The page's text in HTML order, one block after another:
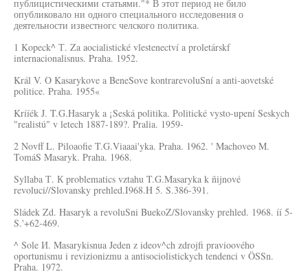
публицистическими статьями."* В этот период не било
опубликовало ни одного специального исследовения о
деятельности известногс челского политика.
1 Kopeck^ Т. Za aocialistické vlestenectví a proletárskf
internacionalisnus. Praha. 1952.
Král V. O Kasarykove a BeneSove kontrarevoluSní a anti-aovetské
politice. Praha. 1955«
Krííék J. T.G.Hasaryk a ¡Seská politika. Politické vysto-upení Seskych
"realistú" v letech 1887-189?. Pralia. 1959-
2 Novff L. Piloaofie T.G.Viaaai'yka. Praha. 1962. ' Machoveo M.
TomáS Masaryk. Praha. 1968.
Syllaba Т. К problematics vztahu T.G.Masaryka k ñijnové
revoluci//Slovansky prehled.I968.H 5. S.386-391.
Sládek Zd. Hasaryk a revoluSni BuekoZ/Slovansky prehled. 1968. íí 5-
S.'+62-469.
^ Sole И. Masarykisnua Jeden z ideov^ch zdrojfi pravioového
oportunismu i revizionizmu a antisociolistickych tendenci v ÖSSn.
Praha. 1972.